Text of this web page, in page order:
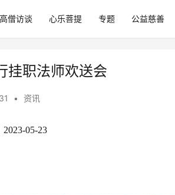
高僧访谈 心乐菩提 专题 公益慈善
挂职法师欢送会
• 资讯
05-23